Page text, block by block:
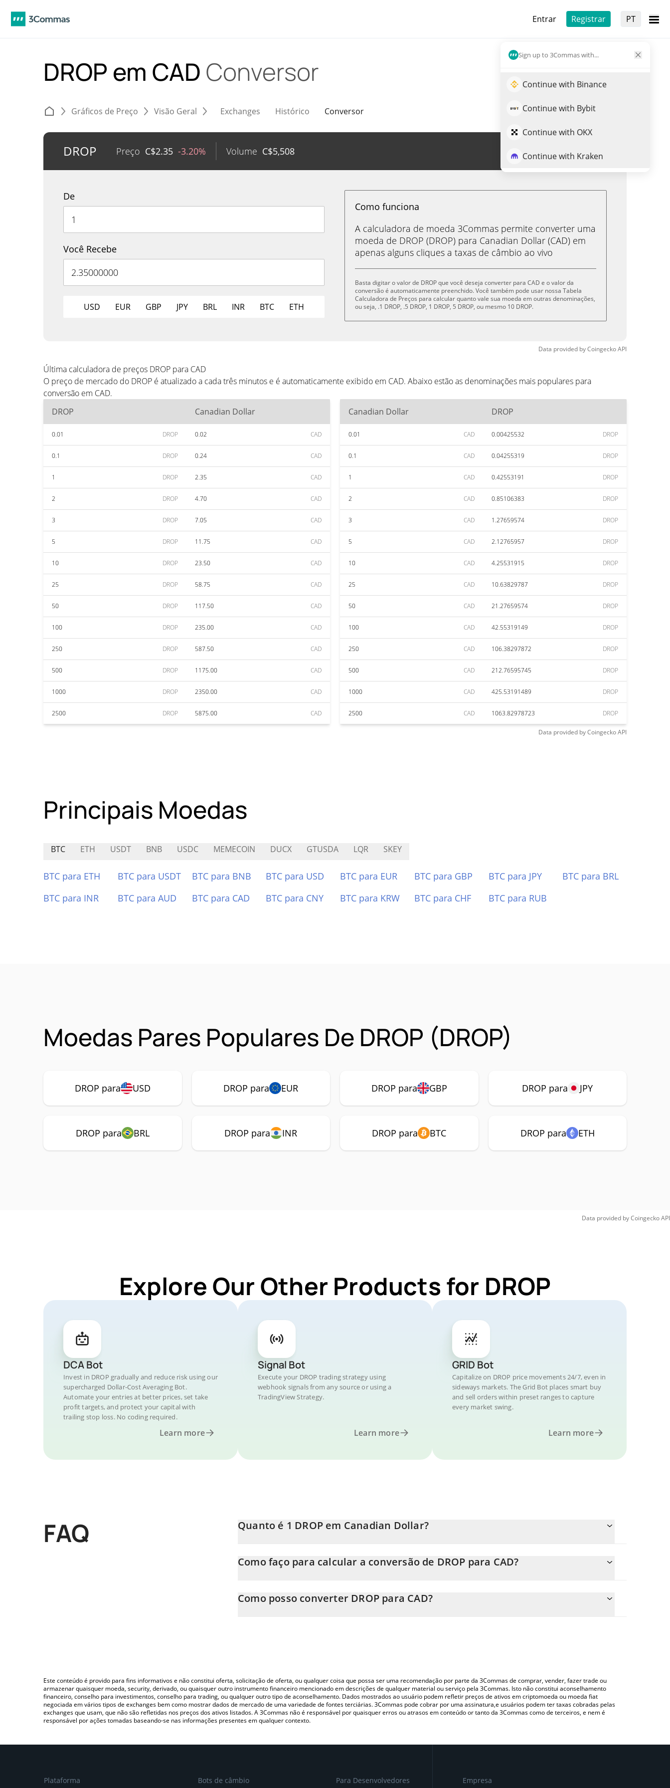
Entrar Registrar PT
Sign up to 3Commas with...
Continue with Binance
Continue with Bybit
Continue with OKX
Continue with Kraken
DROP em CAD Conversor
Gráficos de Preço Visão Geral Exchanges Histórico Conversor
DROP Preço C$2.35 -3.20% Volume C$5,508 Trade de DROP
De
Você Recebe
USD EUR GBP JPY BRL INR BTC ETH
Como funciona
A calculadora de moeda 3Commas permite converter uma
moeda de DROP (DROP) para Canadian Dollar (CAD) em
apenas alguns cliques a taxas de câmbio ao vivo
Basta digitar o valor de DROP que você deseja converter para CAD e o valor da
conversão é automaticamente preenchido. Você também pode usar nossa Tabela
Calculadora de Preços para calcular quanto vale sua moeda em outras denominações,
ou seja, .1 DROP, .5 DROP, 1 DROP, 5 DROP, ou mesmo 10 DROP.
Data provided byCoingeckoAPI
Última calculadora de preços DROP para CAD
O preço de mercado do DROP é atualizado a cada três minutos e é automaticamente exibido em CAD. Abaixo estão as denominações mais populares para
conversão em CAD.
DROP
Canadian Dollar
0.01 DROP 0.02 CAD
0.1 DROP 0.24 CAD
1 DROP 2.35 CAD
2 DROP 4.70 CAD
3 DROP 7.05 CAD
5 DROP 11.75 CAD
10 DROP 23.50 CAD
25 DROP 58.75 CAD
50 DROP 117.50 CAD
100 DROP 235.00 CAD
250 DROP 587.50 CAD
500 DROP 1175.00 CAD
1000 DROP 2350.00 CAD
2500 DROP 5875.00 CAD
Canadian Dollar DROP
0.01 CAD 0.00425532 DROP
0.1 CAD 0.04255319 DROP
1 CAD 0.42553191 DROP
2 CAD 0.85106383 DROP
3 CAD 1.27659574 DROP
5 CAD 2.12765957 DROP
10 CAD 4.25531915 DROP
25 CAD 10.63829787 DROP
50 CAD 21.27659574 DROP
100 CAD 42.55319149 DROP
250 CAD 106.38297872 DROP
500 CAD 212.76595745 DROP
1000 CAD 425.53191489 DROP
2500 CAD 1063.82978723 DROP
Data provided byCoingeckoAPI
Principais Moedas
BTC ETH USDT BNB USDC MEMECOIN DUCX GTUSDA LQR SKEY
BTC para ETH BTC para USDT BTC para BNB BTC para USD BTC para EUR BTC para GBP BTC para JPY
BTC para BRL
BTC para INR
BTC para AUD BTC para CAD BTC para CNY BTC para KRW BTC para CHF BTC para RUB
Moedas Pares Populares De DROP (DROP)
DROP para USD DROP para EUR DROP para GBP DROP para JPY
DROP para BRL DROP para INR DROP para BTC DROP para ETH
Data provided byCoingeckoAPI
Explore Our Other Products for DROP
DCA Bot
Invest in DROP gradually and reduce risk using our
supercharged Dollar-Cost Averaging Bot.
Automate your entries at better prices, set take
profit targets, and protect your capital with
trailing stop loss. No coding required.
Learn more
Signal Bot
Execute your DROP trading strategy using
webhook signals from any source or using a
TradingView Strategy.
Learn more
GRID Bot
Capitalize on DROP price movements 24/7, even in
sideways markets. The Grid Bot places smart buy
and sell orders within preset ranges to capture
every market swing.
Learn more
FAQ Quanto é 1 DROP em Canadian Dollar?
Neste momento, 1 DROP equivale a 2.35 CAD
Como faço para calcular a conversão de DROP para CAD?
inserindo a quantidade de DROP no campo correspondente e converterá automaticamente o valor em Canadian
Dollar (CAD).
Como posso converter DROP para CAD?
Este conteúdo é provido para fins informativos e não constitui oferta, solicitação de oferta, ou qualquer coisa que possa ser uma recomendação por parte da 3Commas de comprar, vender, fazer trade ou
armazenar quaisquer moeda, security, derivado, ou quaisquer outro instrumento financeiro mencionado em descrições de qualquer material ou serviço pela 3Commas. Isto não constitui aconselhamento
financeiro, conselho para investimentos, conselho para trading, ou qualquer outro tipo de aconselhamento. Dados mostrados ao usuário podem refletir preços de ativos em criptomoeda ou moeda fiat
negociada em vários tipos de exchanges bem como mostrar dados de mercado de uma variedade de fontes terciárias. 3Commas pode cobrar por uma assinatura,e usuários podem ter taxas cobradas pelas
exchanges que usam, que não são refletidas nos preços dos ativos listados. A 3Commas não é responsável por quaisquer erros ou atrasos em conteúdo or tanto da 3Commas como de terceiros, e nem é
responsável por ações tomadas baseando-se nas informações presentes em qualquer contexto.
Plataforma Bots de câmbio Para Desenvolvedores Empresa